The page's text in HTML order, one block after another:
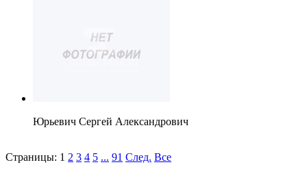
Юрьевич Сергей Александрович
Страницы: 1 2 3 4 5 ... 91 След. Все